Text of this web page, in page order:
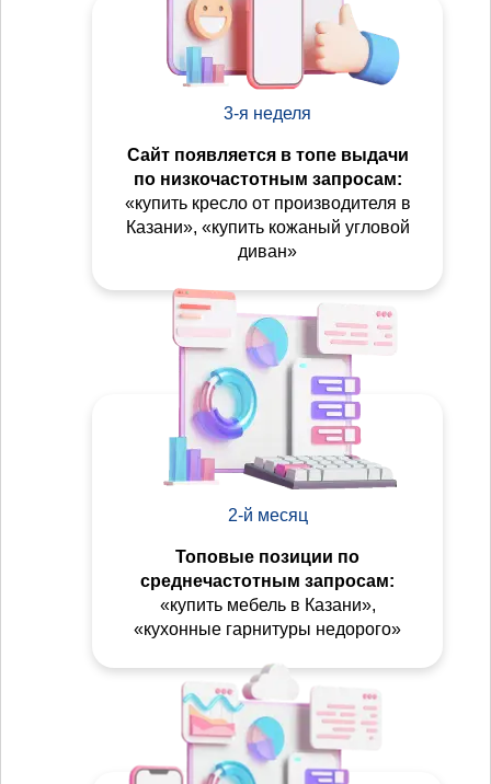
3-я неделя
Сайт появляется в топе выдачи
по низкочастотным запросам:
«купить кресло от производителя в
Казани», «купить кожаный угловой
диван»
2-й месяц
Топовые позиции по
среднечастотным запросам:
«купить мебель в Казани»,
«кухонные гарнитуры недорого»